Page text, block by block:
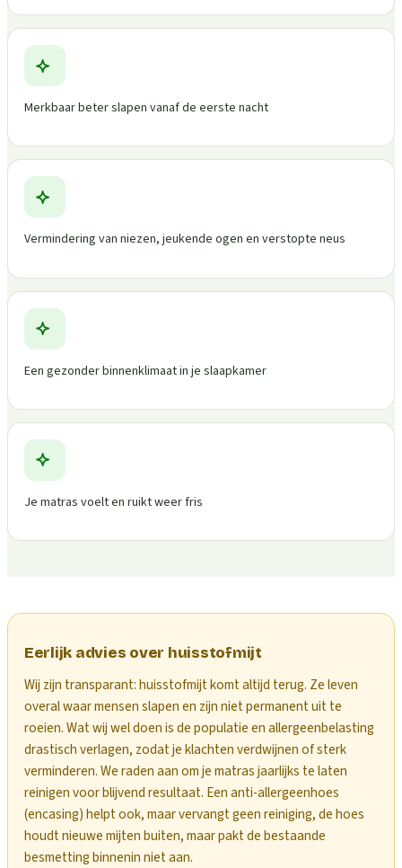
Merkbaar beter slapen vanaf de eerste nacht
Vermindering van niezen, jeukende ogen en verstopte neus
Een gezonder binnenklimaat in je slaapkamer
Je matras voelt en ruikt weer fris
Eerlijk advies over huisstofmijt
Wij zijn transparant: huisstofmijt komt altijd terug. Ze leven
overal waar mensen slapen en zijn niet permanent uit te
roeien. Wat wij wel doen is de populatie en allergeenbelasting
drastisch verlagen, zodat je klachten verdwijnen of sterk
verminderen. We raden aan om je matras jaarlijks te laten
reinigen voor blijvend resultaat. Een anti-allergeenhoes
(encasing) helpt ook, maar vervangt geen reiniging, de hoes
houdt nieuwe mijten buiten, maar pakt de bestaande
besmetting binnenin niet aan.